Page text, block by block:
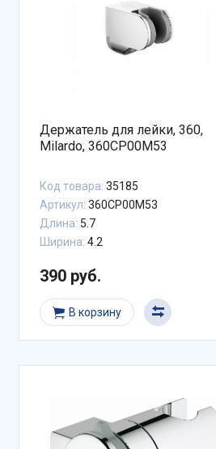
Держатель для лейки, 360,
Milardo, 360CP00M53
Код товара: 35185
Артикул: 360CP00M53
Длина: 5.7
Ширина: 4.2
390 руб.
В корзину